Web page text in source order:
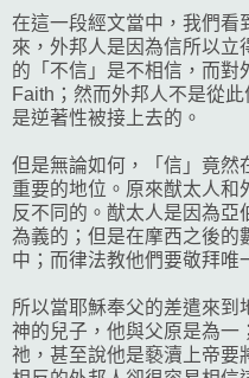
在這一段經文當中，我們看
來，外邦人是因為信所以立
的「不信」是不相信，而對
Faith；然而外邦人不是從
是逆著性被接上去的。
但是無論如何，「信」竟然
重要的地位。原來猷太人和
反不同的。猷太人是因為亞
為義的；但是在摩西之後的
中；而律法教他們要敬拜唯
所以當耶穌奉父的差遣來到
神的兒子，他與父原是為一
祂，甚至說他是褻瀆上帝要